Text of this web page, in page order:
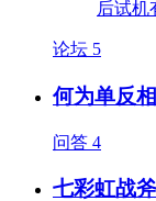
论坛 5
何为单反
问答 4
七彩虹战